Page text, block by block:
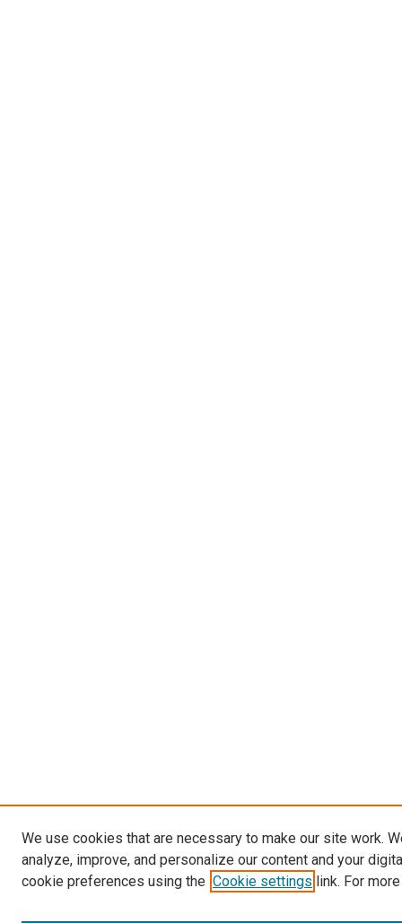
We use cookies that are necessary to make our site work.
analyze, improve, and personalize our content and your
cookie preferences using the Cookie settings link. For